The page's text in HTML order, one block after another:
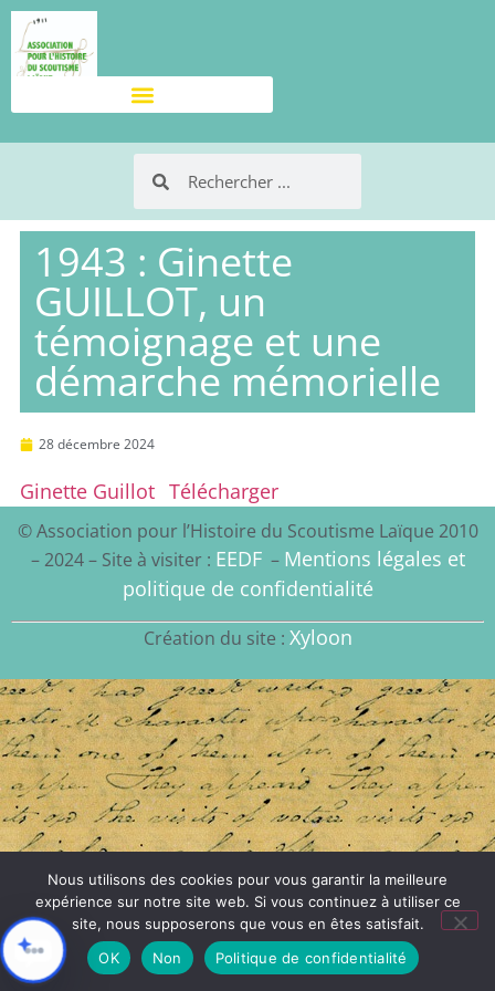
1943 : Ginette
GUILLOT, un
témoignage et une
démarche mémorielle
28 décembre 2024
Ginette Guillot Télécharger
© Association pour l’Histoire du Scoutisme Laïque 2010
– 2024 – Site à visiter : EEDF– Mentions légales et
politique de confidentialité
Création du site : Xyloon
Nous utilisons des cookies pour vous garantir la meilleure
expérience sur notre site web. Si vous continuez à utiliser ce
site, nous supposerons que vous en êtes satisfait.
OK
Non Politique de confidentialité